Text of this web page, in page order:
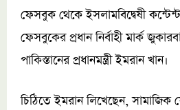
ফেসবুক থেকে ইসলামবিদ্বেষী
ফেসবুকের প্রধান নির্বাহী মার্ক
পাকিস্তানের প্রধানমন্ত্রী ইমরান খান।
চিঠিতে ইমরান লিখেছেন, সামাজিক